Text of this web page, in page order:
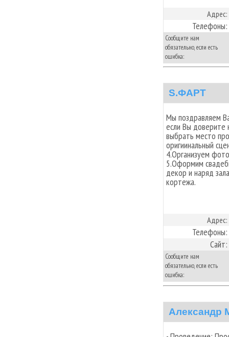
Адрес:
Телефоны:
Сообщите нам
обязательно, если есть
ошибка:
S.ФАРТ
Мы поздравляем
если Вы доверите
выбрать место
оригиинальный
4.Организуем
5.Оформим
декор и наряд
кортежа.
Адрес:
Телефоны:
Сайт:
Сообщите нам
обязательно, если есть
ошибка:
Александр